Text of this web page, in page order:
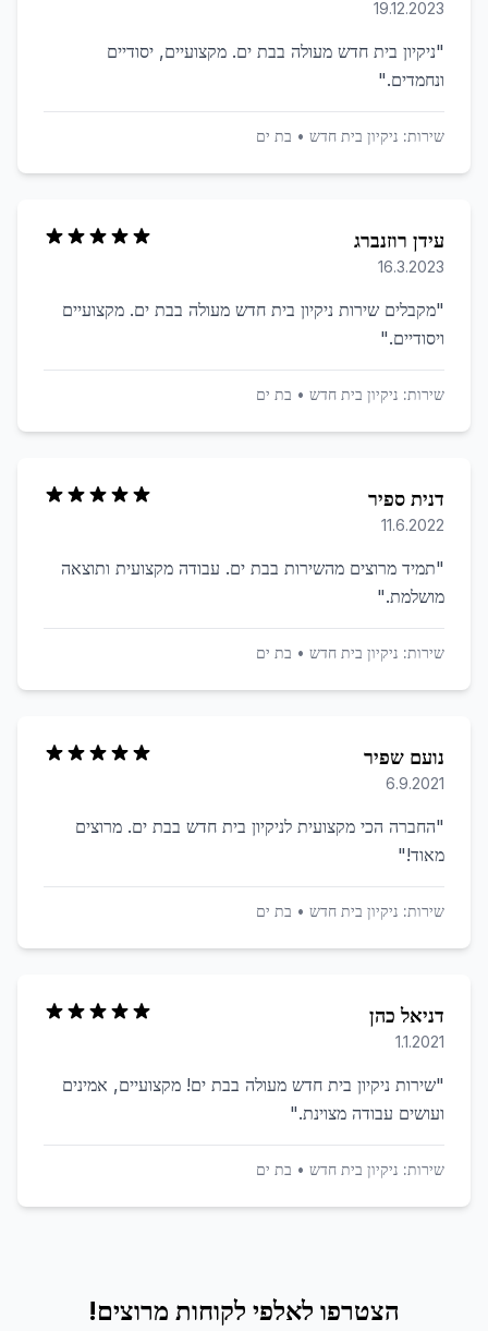
19.12.2023
"ניקיון בית חדש מעולה בבת ים. מקצועיים, יסודיים
ונחמדים."
שירות: ניקיון בית חדש • בת ים
עידן רוזנברג
16.3.2023
"מקבלים שירות ניקיון בית חדש מעולה בבת ים. מקצועיים
ויסודיים."
שירות: ניקיון בית חדש • בת ים
דנית ספיר
11.6.2022
"תמיד מרוצים מהשירות בבת ים. עבודה מקצועית ותוצאה
מושלמת."
שירות: ניקיון בית חדש • בת ים
נועם שפיר
6.9.2021
"החברה הכי מקצועית לניקיון בית חדש בבת ים. מרוצים
מאוד!"
שירות: ניקיון בית חדש • בת ים
דניאל כהן
1.1.2021
"שירות ניקיון בית חדש מעולה בבת ים! מקצועיים, אמינים
ועושים עבודה מצוינת."
שירות: ניקיון בית חדש • בת ים
הצטרפו לאלפי לקוחות מרוצים!